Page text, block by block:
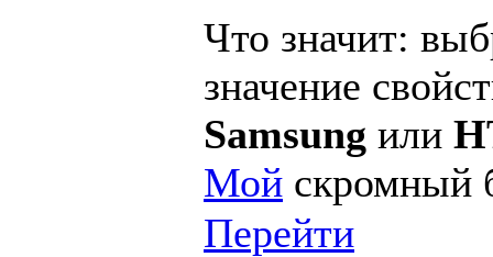
Что значит:
значение
Samsung или
Мой скромный
Перейти